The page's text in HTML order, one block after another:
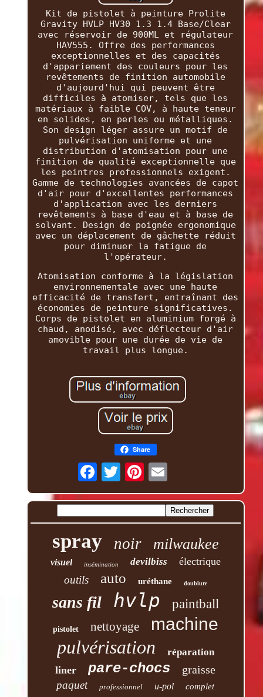
Kit de pistolet à peinture Prolite
Gravity HVLP HV30 1.3 1.4 Base/Clear
avec réservoir de 900ML et régulateur
HAV555. Offre des performances
exceptionnelles et des capacités
d'appariement des couleurs pour les
revêtements de finition automobile
d'aujourd'hui qui peuvent être
difficiles à atomiser, tels que les
matériaux à faible COV, à haute teneur
en solides, en perles ou métalliques.
Son design léger assure un motif de
pulvérisation uniforme et une
distribution d'atomisation pour une
finition de qualité exceptionnelle que
les peintres professionnels exigent.
Gamme de technologies avancées de capot
d'air pour d'excellentes performances
d'application avec les derniers
revêtements à base d'eau et à base de
solvant. Design de poignée ergonomique
avec un déplacement de gâchette réduit
pour diminuer la fatigue de
l'opérateur.
Atomisation conforme à la législation
environnementale avec une haute
efficacité de transfert, entraînant des
économies de peinture significatives.
Corps de pistolet en aluminium forgé à
chaud, anodisé, avec déflecteur d'air
amovible pour une durée de vie de
travail plus longue.
Share
spray noir milwaukee
visuel insémination devilbiss électrique
outils auto uréthane doublure
sans fil hvlp paintball
pistolet nettoyage machine
pulvérisation réparation
liner pare-chocs graisse
paquet professionnel u-pol complet